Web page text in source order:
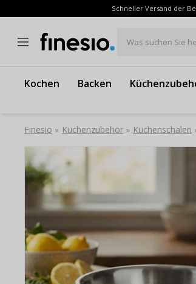
Schneller Versand der
Was suchen Sie
Kochen Backen
Finesio » Küchenzubehör » Küchenschalen